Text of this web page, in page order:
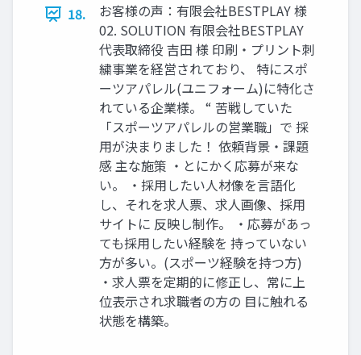
18.
お客様の声：有限会社BESTPLAY 様
02. SOLUTION 有限会社BESTPLAY
代表取締役 吉田 様 印刷・プリント刺
繍事業を経営されており、 特にスポ
ーツアパレル(ユニフォーム)に特化さ
れている企業様。 “ 苦戦していた
「スポーツアパレルの営業職」で 採
用が決まりました！ 依頼背景・課題
感 主な施策 ・とにかく応募が来な
い。 ・採用したい人材像を言語化
し、それを求人票、求人画像、採用
サイトに 反映し制作。 ・応募があっ
ても採用したい経験を 持っていない
方が多い。(スポーツ経験を持つ方)
・求人票を定期的に修正し、常に上
位表示され求職者の方の 目に触れる
状態を構築。